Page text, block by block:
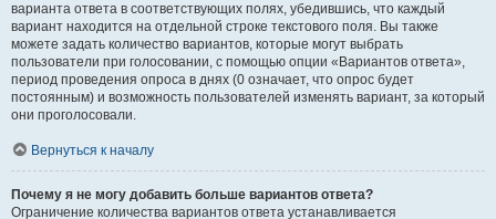
варианта ответа в соответствующих полях, убедившись, что каждый
вариант находится на отдельной строке текстового поля. Вы также
можете задать количество вариантов, которые могут выбрать
пользователи при голосовании, с помощью опции «Вариантов ответа»,
период проведения опроса в днях (0 означает, что опрос будет
постоянным) и возможность пользователей изменять вариант, за который
они проголосовали.
Вернуться к началу
Почему я не могу добавить больше вариантов ответа?
Ограничение количества вариантов ответа устанавливается